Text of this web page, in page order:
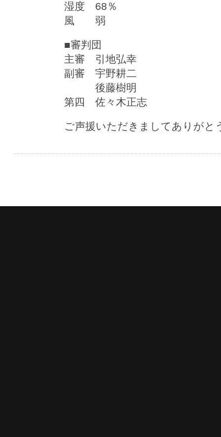
湿度 68％
風 弱
■審判団
主審 引地弘幸
副審 宇野耕二
後藤樹明
第四 佐々木正志
ご声援いただきましてありがと